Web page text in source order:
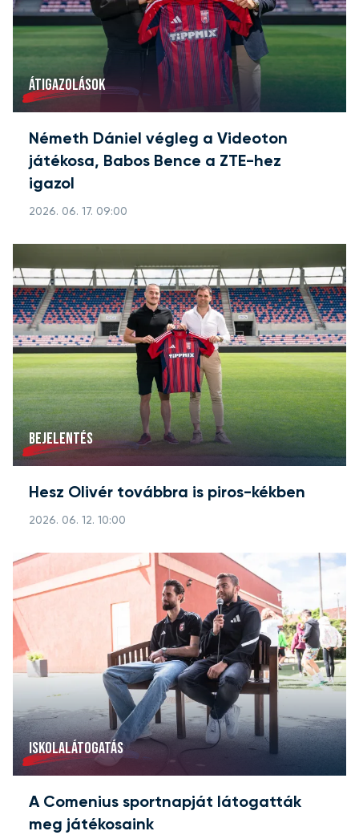
ÁTIGAZOLÁSOK
Németh Dániel végleg a Videoton
játékosa, Babos Bence a ZTE-hez
igazol
2026. 06. 17. 09:00
BEJELENTÉS
Hesz Olivér továbbra is piros-kékben
2026. 06. 12. 10:00
ISKOLALÁTOGATÁS
A Comenius sportnapját látogatták
meg játékosaink